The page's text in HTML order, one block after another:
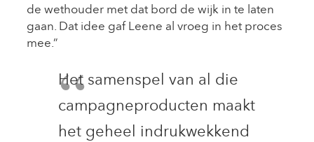
de wethouder met dat bord de wijk in te laten
gaan. Dat idee gaf Leene al vroeg in het proces
mee.”
Het samenspel van al die
campagneproducten maakt
het geheel indrukwekkend